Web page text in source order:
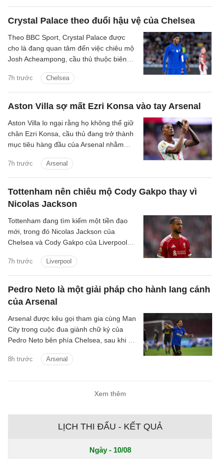
Crystal Palace theo đuổi hậu vệ của Chelsea
7h trước Chelsea
Theo BBC Sport, Crystal Palace được
cho là đang quan tâm đến việc chiêu mộ
Josh Acheampong, cầu thủ thuộc biên
Aston Villa sợ mất Ezri Konsa vào tay Arsenal
7h trước Arsenal
Aston Villa lo ngại rằng họ không thể giữ
chân Ezri Konsa, cầu thủ đang trở thành
mục tiêu hàng đầu của Arsenal nhằm
Tottenham nên chiêu mộ Cody Gakpo thay vì
Nicolas Jackson
7h trước Liverpool
Tottenham đang tìm kiếm một tiền đạo
mới, trong đó Nicolas Jackson của
Chelsea và Cody Gakpo của Liverpool
của họ.
Pedro Neto là một giải pháp cho hành lang cánh
của Arsenal
8h trước Arsenal
Arsenal được kêu gọi tham gia cùng Man
City trong cuộc đua giành chữ ký của
Pedro Neto bên phía Chelsea, sau khi bỏ
Xem thêm
LỊCH THI ĐẤU - KẾT QUẢ
Ngày - 10/08